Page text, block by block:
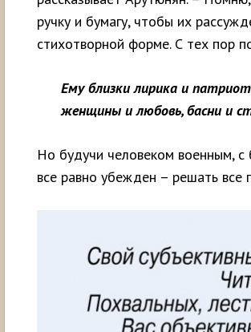
ручку и бумагу, чтобы их
стихотворной форме. С тех пор
Ему близки лирика и
женщины и любовь, басни и
Но будучи человеком военным,
все равно убежден – решать все